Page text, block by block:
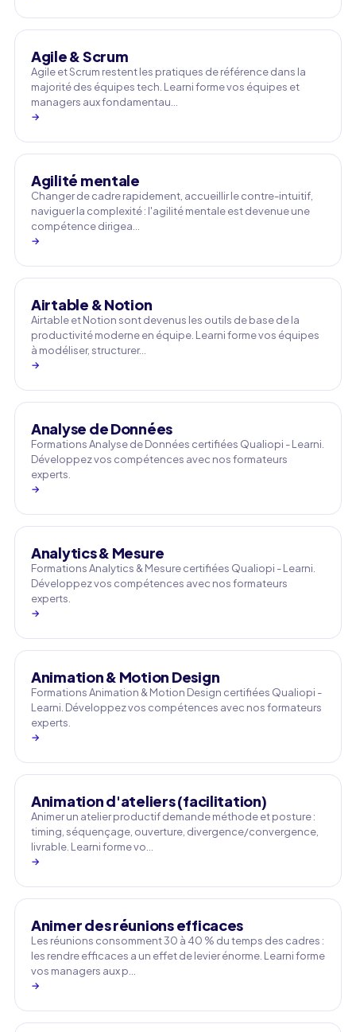
Agile & Scrum
Agile et Scrum restent les pratiques de référence dans la
majorité des équipes tech. Learni forme vos équipes et
managers aux fondamentau…
→
Agilité mentale
Changer de cadre rapidement, accueillir le contre-intuitif,
naviguer la complexité : l'agilité mentale est devenue une
compétence dirigea…
→
Airtable & Notion
Airtable et Notion sont devenus les outils de base de la
productivité moderne en équipe. Learni forme vos équipes
à modéliser, structurer…
→
Analyse de Données
Formations Analyse de Données certifiées Qualiopi - Learni.
Développez vos compétences avec nos formateurs
experts.
→
Analytics & Mesure
Formations Analytics & Mesure certifiées Qualiopi - Learni.
Développez vos compétences avec nos formateurs
experts.
→
Animation & Motion Design
Formations Animation & Motion Design certifiées Qualiopi -
Learni. Développez vos compétences avec nos formateurs
experts.
→
Animation d'ateliers (facilitation)
Animer un atelier productif demande méthode et posture :
timing, séquençage, ouverture, divergence/convergence,
livrable. Learni forme vo…
→
Animer des réunions efficaces
Les réunions consomment 30 à 40 % du temps des cadres :
les rendre efficaces a un effet de levier énorme. Learni forme
vos managers aux p…
→